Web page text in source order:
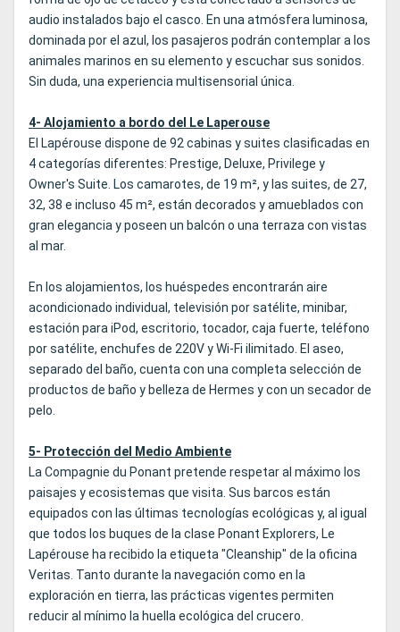
audio instalados bajo el casco. En una atmósfera luminosa,
dominada por el azul, los pasajeros podrán contemplar a los
animales marinos en su elemento y escuchar sus sonidos.
Sin duda, una experiencia multisensorial única.
4- Alojamiento a bordo del Le Laperouse
El Lapérouse dispone de 92 cabinas y suites clasificadas en
4 categorías diferentes: Prestige, Deluxe, Privilege y
Owner's Suite. Los camarotes, de 19 m², y las suites, de 27,
32, 38 e incluso 45 m², están decorados y amueblados con
gran elegancia y poseen un balcón o una terraza con vistas
al mar.
En los alojamientos, los huéspedes encontrarán aire
acondicionado individual, televisión por satélite, minibar,
estación para iPod, escritorio, tocador, caja fuerte, teléfono
por satélite, enchufes de 220V y Wi-Fi ilimitado. El aseo,
separado del baño, cuenta con una completa selección de
productos de baño y belleza de Hermes y con un secador de
pelo.
5- Protección del Medio Ambiente
La Compagnie du Ponant pretende respetar al máximo los
paisajes y ecosistemas que visita. Sus barcos están
equipados con las últimas tecnologías ecológicas y, al igual
que todos los buques de la clase Ponant Explorers, Le
Lapérouse ha recibido la etiqueta "Cleanship" de la oficina
Veritas. Tanto durante la navegación como en la
exploración en tierra, las prácticas vigentes permiten
reducir al mínimo la huella ecológica del crucero.